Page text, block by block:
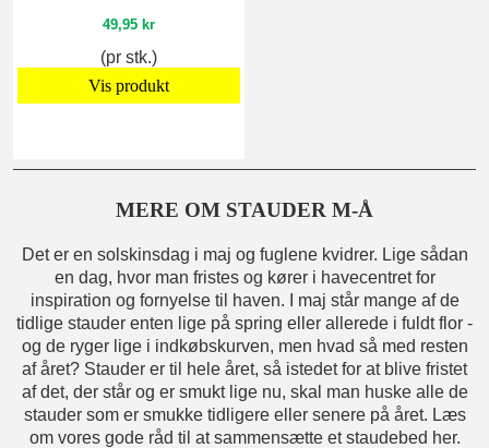
49,95 kr
(pr stk.)
Vis produkt
MERE OM STAUDER M-Å
Det er en solskinsdag i maj og fuglene kvidrer. Lige sådan
en dag, hvor man fristes og kører i havecentret for
inspiration og fornyelse til haven. I maj står mange af de
tidlige stauder enten lige på spring eller allerede i fuldt flor -
og de ryger lige i indkøbskurven, men hvad så med resten
af året? Stauder er til hele året, så istedet for at blive fristet
af det, der står og er smukt lige nu, skal man huske alle de
stauder som er smukke tidligere eller senere på året. Læs
om vores gode råd til at sammensætte et staudebed her.